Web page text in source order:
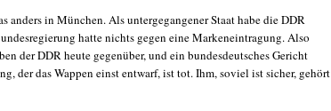
anders in München. Als untergegangener Staat habe die DDR
hatte nichts gegen eine Markeneintragung. Also
der DDR heute gegenüber, und ein bundesdeutsches Gericht
der das Wappen einst entwarf, ist tot. Ihm, soviel ist sicher, gehört